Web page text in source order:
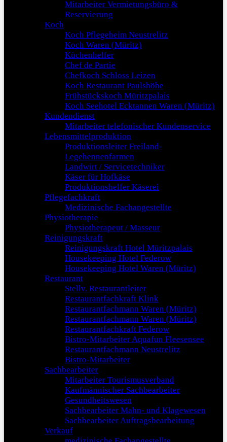
Mitarbeiter Vermietungsbüro &
Reservierung
Koch
Koch Pflegeheim Neustrelitz
Koch Waren (Müritz)
Küchenhelfer
Chef de Partie
Chefkoch Schloss Leizen
Koch Restaurant Paulshöhe
Frühstückskoch Müritzpalais
Koch Seehotel Ecktannen Waren (Müritz)
Kundendienst
Mitarbeiter telefonischer Kundenservice
Lebensmittelproduktion
Produktionsleiter Freiland-
Legehennenfarmen
Landwirt / Servicetechniker
Käser für Hofkäse
Produktionshelfer Käserei
Pflegefachkraft
Medizinische Fachangestellte
Physiotherapie
Physiotherapeut / Masseur
Reinigungskraft
Reinigungskraft Hotel Müritzpalais
Housekeeping Hotel Federow
Housekeeping Hotel Waren (Müritz)
Restaurant
Stellv. Restaurantleiter
Restaurantfachkraft Klink
Restaurantfachmann Waren (Müritz)
Restaurantfachmann Waren (Müritz)
Restaurantfachkraft Federow
Bistro-Mitarbeiter Aquafun Fleesensee
Restaurantfachmann Neustrelitz
Bistro-Mitarbeiter
Sachbearbeiter
Mitarbeiter Tourismusverband
Kaufmännischer Sachbearbeiter
Gesundheitswesen
Sachbearbeiter Mahn- und Klagewesen
Sachbearbeiter Auftragsbearbeitung
Verkauf